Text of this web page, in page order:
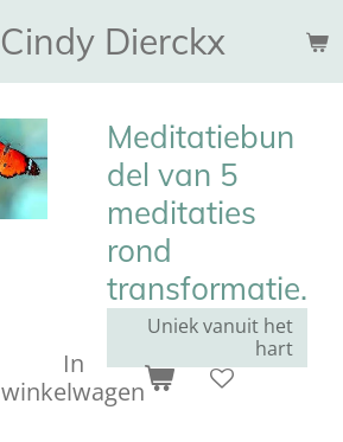
Cindy Dierckx
Meditatiebun
del van 5
meditaties
rond
transformatie.
Uniek vanuit het
hart
In
winkelwagen